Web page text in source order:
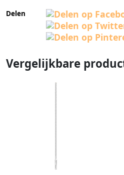
Delen
Vergelijkbare